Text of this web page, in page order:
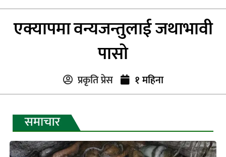
एक्यापमा वन्यजन्तुलाई जथाभावी
पासो
प्रकृति प्रेस १ महिना